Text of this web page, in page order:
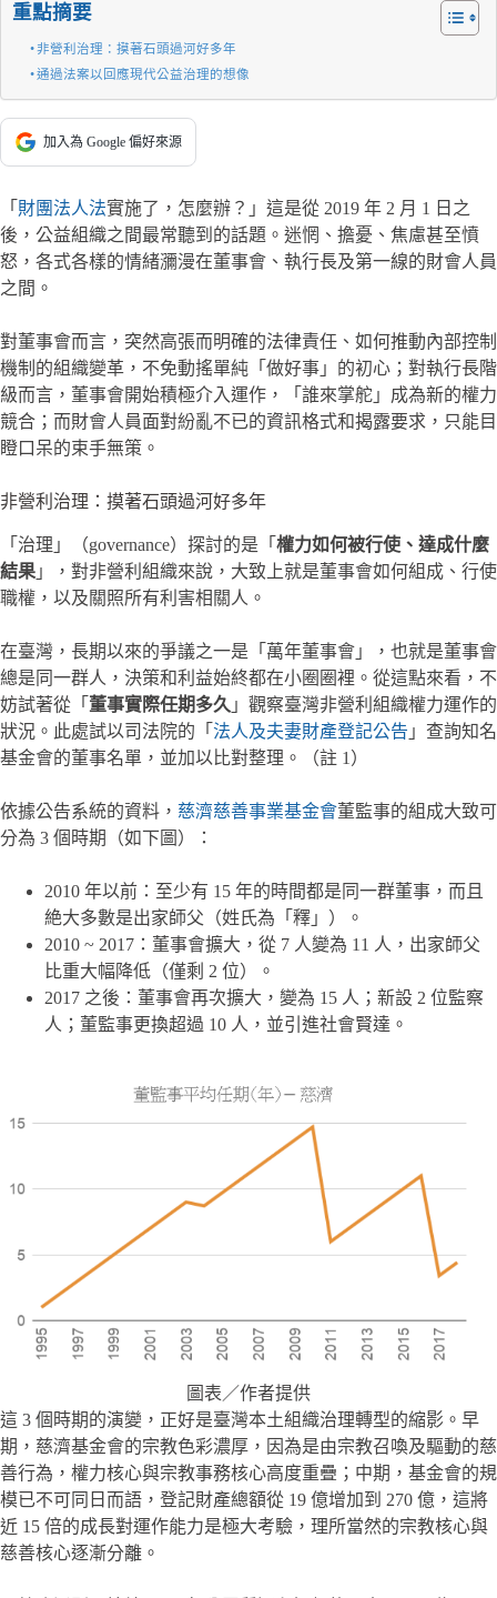
重點摘要
非營利治理：摸著石頭過河好多年
通過法案以回應現代公益治理的想像
加入為 Google 偏好來源
「 財團法人法實施了，怎麼辦？」這是從 2019 年 2 月 1 日之
後，公益組織之間最常聽到的話題。迷惘、擔憂、焦慮甚至憤
怒，各式各樣的情緒瀰漫在董事會、執行長及第一線的財會人員
之間。
對董事會而言，突然高張而明確的法律責任、如何推動內部控制
機制的組織變革，不免動搖單純「做好事」的初心；對執行長階
級而言，董事會開始積極介入運作，「誰來掌舵」成為新的權力
競合；而財會人員面對紛亂不已的資訊格式和揭露要求，只能目
瞪口呆的束手無策。
非營利治理：摸著石頭過河好多年
「治理」（governance）探討的是「 權力如何被行使、達成什麼
結果 」，對非營利組織來說，大致上就是董事會如何組成、行使
職權，以及關照所有利害相關人。
在臺灣，長期以來的爭議之一是「萬年董事會」，也就是董事會
總是同一群人，決策和利益始終都在小圈圈裡。從這點來看，不
妨試著從「 董事實際任期多久 」觀察臺灣非營利組織權力運作的
狀況。此處試以司法院的「 法人及夫妻財產登記公告 」查詢知名
基金會的董事名單，並加以比對整理。（註 1）
依據公告系統的資料， 慈濟慈善事業基金會董監事的組成大致可
分為 3 個時期（如下圖）：
2010 年以前：至少有 15 年的時間都是同一群董事，而且
絶大多數是出家師父（姓氏為「釋」）。
2010 ~ 2017：董事會擴大，從 7 人變為 11 人，出家師父
比重大幅降低（僅剩 2 位）。
2017 之後：董事會再次擴大，變為 15 人；新設 2 位監察
人；董監事更換超過 10 人，並引進社會賢達。
圖表／作者提供
這 3 個時期的演變，正好是臺灣本土組織治理轉型的縮影。早
期，慈濟基金會的宗教色彩濃厚，因為是由宗教召喚及驅動的慈
善行為，權力核心與宗教事務核心高度重疊；中期，基金會的規
模已不可同日而語，登記財產總額從 19 億增加到 270 億，這將
近 15 倍的成長對運作能力是極大考驗，理所當然的宗教核心與
慈善核心逐漸分離。